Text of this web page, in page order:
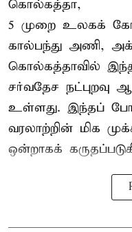
கொல்கத்தா,
5 முறை உலகக்
கால்பந்து அணி,
கொல்கத்தாவில்
சர்வதேச நட்புறவு
உள்ளது. இந்தப்
வரலாற்றின் மிக
ஒன்றாகக்